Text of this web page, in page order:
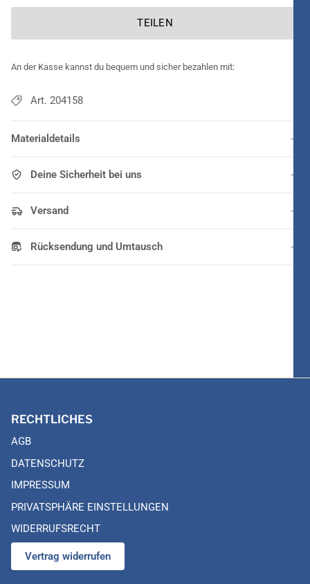
TEILEN
An der Kasse kannst du bequem und sicher bezahlen mit:
Art. 204158
Materialdetails
Deine Sicherheit bei uns
Versand
Rücksendung und Umtausch
RECHTLICHES
AGB
DATENSCHUTZ
IMPRESSUM
PRIVATSPHÄRE EINSTELLUNGEN
WIDERRUFSRECHT
Vertrag widerrufen